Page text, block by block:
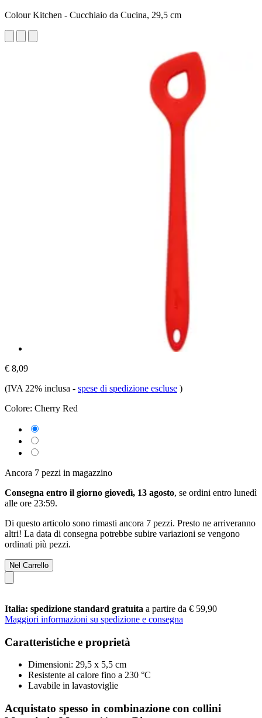
Colour Kitchen - Cucchiaio da Cucina, 29,5 cm
€ 8,09
(IVA 22% inclusa - spese di spedizione escluse )
Colore: Cherry Red
Ancora 7 pezzi in magazzino
Consegna entro il giorno giovedì, 13 agosto, se ordini entro lunedì
alle ore 23:59.
Di questo articolo sono rimasti ancora 7 pezzi. Presto ne arriveranno
altri! La data di consegna potrebbe subire variazioni se vengono
ordinati più pezzi.
Nel Carrello
Italia: spedizione standard gratuita a partire da € 59,90
Maggiori informazioni su spedizione e consegna
Caratteristiche e proprietà
Dimensioni: 29,5 x 5,5 cm
Resistente al calore fino a 230 °C
Lavabile in lavastoviglie
Acquistato spesso in combinazione con collini